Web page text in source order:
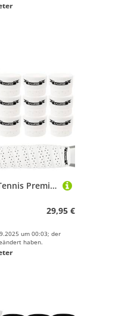
G-Lueck 27er Set Tennis Premium Overgrip Power Touch mit Perforation - Hoher Grip, Lange Haltbarkeit - 0,60mm Stärke | Griffband für Padel, Squash, Badminton Schläger | perforiert (Weiß)
29,95 €
um 00:03; der
haben.